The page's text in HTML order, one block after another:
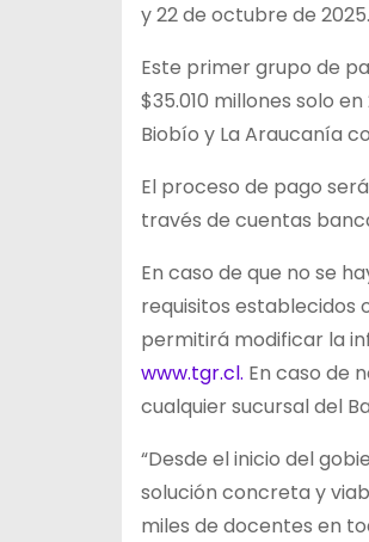
y 22 de octubre de 2025.
Este primer grupo de
$35.010 millones solo
Biobío y La Araucanía
El proceso de pago
través de cuentas
En caso de que no se
requisitos establecidos
permitirá modificar la
www.tgr.cl. En caso de
cualquier sucursal del
“Desde el inicio del
solución concreta y
miles de docentes en